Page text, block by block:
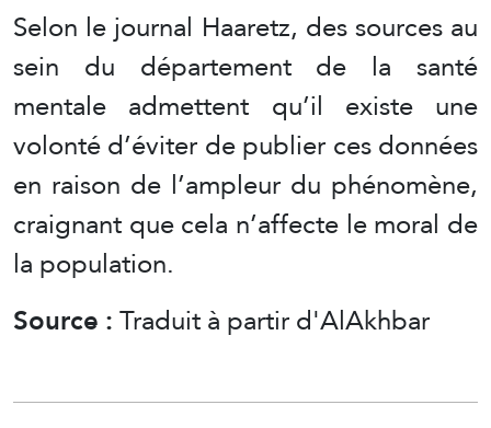
Selon le journal Haaretz, des sources au
sein du département de la santé
mentale admettent qu’il existe une
volonté d’éviter de publier ces données
en raison de l’ampleur du phénomène,
craignant que cela n’affecte le moral de
la population.
Source :Traduit à partir d'AlAkhbar